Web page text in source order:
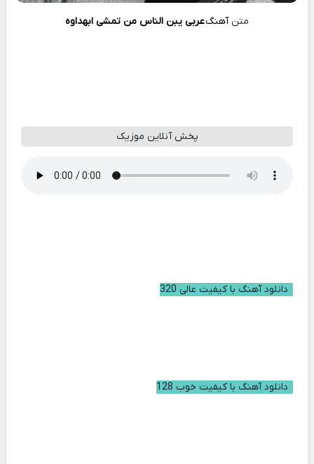
متنآهنگعربی یبن الناس من تمشی ابهداوه
پخش آنلاین موزیک
دانلود آهنگ با کیفیت عالی 320
دانلود آهنگ با کیفیت خوب 128